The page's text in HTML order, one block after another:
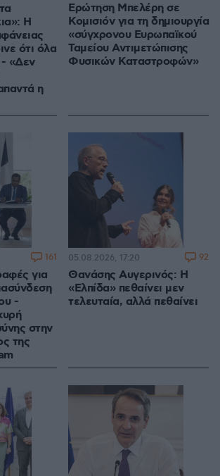
Η
ότι όλα
- «Δεν
η
Ερώτηση Μπελέρη σε
Κομισιόν για τη δημιουργία
«σύγχρονου Ευρωπαϊκού
Ταμείου Αντιμετώπισης
Φυσικών Καταστροφών»
για
-
στην
της
161
Θανάσης Αυγερινός: Η
«Ελπίδα» πεθαίνει μεν
τελευταία, αλλά πεθαίνει
05.08.2026, 17:20 92